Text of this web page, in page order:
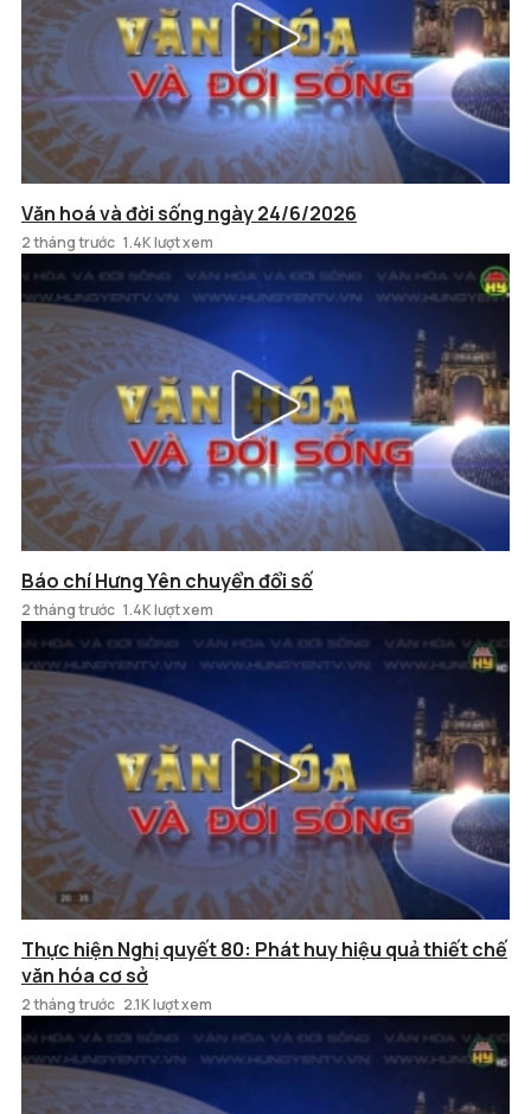
Văn hoá và đời sống ngày 24/6/2026
2 tháng trước 1.4K lượt xem
Báo chí Hưng Yên chuyển đổi số
2 tháng trước 1.4K lượt xem
Thực hiện Nghị quyết 80: Phát huy hiệu quả thiết chế
văn hóa cơ sở
2 tháng trước 2.1K lượt xem